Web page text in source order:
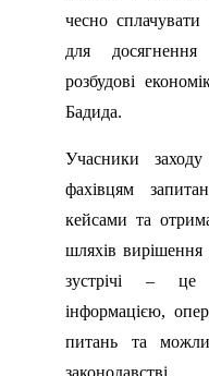
чесно
для досягнення
розбудові
Бадида.
Учасники
фахівцям
кейсами та
шляхів вирішення
зустрічі – це
інформацією,
питань та
законодавстві.